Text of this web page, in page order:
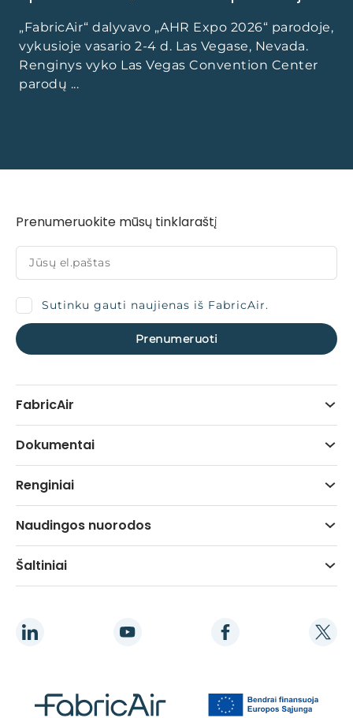
„FabricAir“ dalyvavo „AHR Expo 2026“ parodoje,
vykusioje vasario 2-4 d. Las Vegase, Nevada.
Renginys vyko Las Vegas Convention Center
parodų ...
FabricAir
Dokumentai
Renginiai
Naudingos nuorodos
Šaltiniai
Prenumeruokite mūsų tinklaraštį
Sutinku gauti naujienas iš FabricAir.